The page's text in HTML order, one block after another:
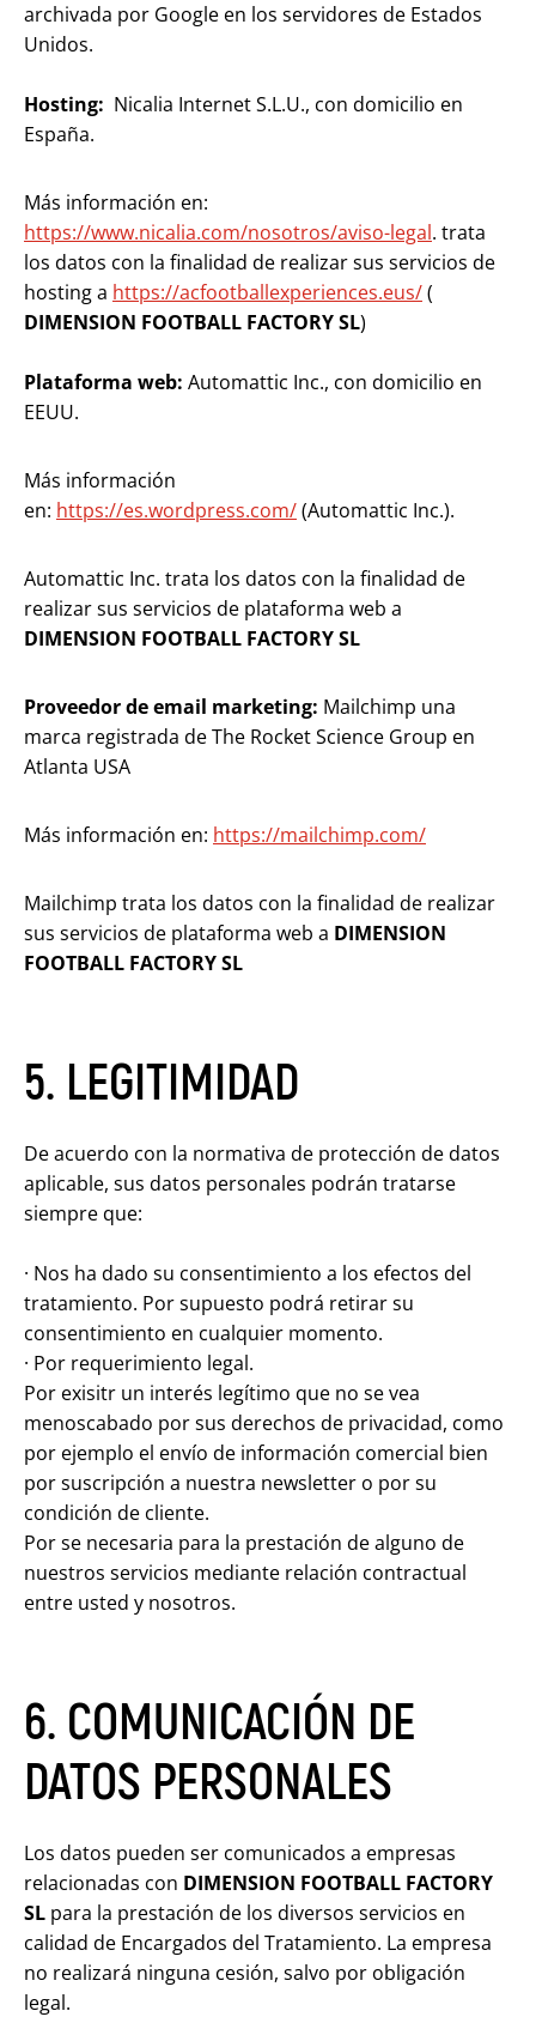
archivada por Google en los servidores de Estados
Unidos.
Hosting: Nicalia Internet S.L.U., con domicilio en
España.
Más información en:
https://www.nicalia.com/nosotros/aviso-legal. trata
los datos con la finalidad de realizar sus servicios de
hosting a https://acfootballexperiences.eus/(
DIMENSION FOOTBALL FACTORY SL)
Plataforma web: Automattic Inc., con domicilio en
EEUU.
Más información
en: https://es.wordpress.com/(Automattic Inc.).
Automattic Inc. trata los datos con la finalidad de
realizar sus servicios de plataforma web a
DIMENSION FOOTBALL FACTORY SL
Proveedor de email marketing: Mailchimp una
marca registrada de The Rocket Science Group en
Atlanta USA
Más información en: https://mailchimp.com/
Mailchimp trata los datos con la finalidad de realizar
sus servicios de plataforma web a DIMENSION
FOOTBALL FACTORY SL
5. LEGITIMIDAD
De acuerdo con la normativa de protección de datos
aplicable, sus datos personales podrán tratarse
siempre que:
· Nos ha dado su consentimiento a los efectos del
tratamiento. Por supuesto podrá retirar su
consentimiento en cualquier momento.
· Por requerimiento legal.
Por exisitr un interés legítimo que no se vea
menoscabado por sus derechos de privacidad, como
por ejemplo el envío de información comercial bien
por suscripción a nuestra newsletter o por su
condición de cliente.
Por se necesaria para la prestación de alguno de
nuestros servicios mediante relación contractual
entre usted y nosotros.
6. COMUNICACIÓN DE
DATOS PERSONALES
Los datos pueden ser comunicados a empresas
relacionadas con DIMENSION FOOTBALL FACTORY
SL para la prestación de los diversos servicios en
calidad de Encargados del Tratamiento. La empresa
no realizará ninguna cesión, salvo por obligación
legal.